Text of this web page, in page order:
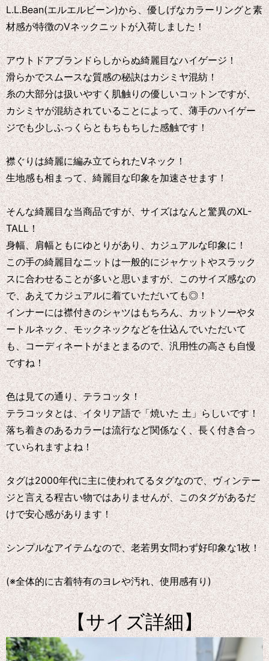
L.L.Bean(エルエルビーン)から、優しげなカラーリングと素
材感が特徴のVネックニットが入荷しました！
アウトドアブランドらしからぬ綺麗目なハイゲージ！
滑らかでスムースな質感の秘訣はカシミヤ混紡！
糸の大部分は扱いやすく肌触りの優しいコットンですが、
カシミヤが混紡されていることによって、薄手のハイゲー
ジでも少しふっくらともちもちした感触です！
襟ぐりは綺麗に編み立てられたVネック！
生地感も相まって、綺麗目な印象を加速させます！
そんな綺麗目な当商品ですが、サイズはなんと驚異のXL-
TALL！
身幅、肩幅ともにゆとりがあり、カジュアルな印象に！
この手の綺麗目なニットは一般的にジャケットやスラック
スに合わせることが多いと思いますが、このサイズ感なの
で、あえてカジュアルに着ていただいても◎！
インナーには襟付きのシャツはもちろん、カットソーやタ
ートルネック、モックネックなどを仕込んでいただいて
も、コーディネートがまとまるので、汎用性の高さも自慢
ですね！
色は見ての通り、テラコッタ！
テラコッタとは、イタリア語で「焼いた 土」らしいです！
落ち着きのあるカラーは流行など関係なく、長く付き合っ
ていられますよね！
タグは2000年代に主に使われてるタグなので、ヴィンテー
ジと言える程古い物ではありませんが、このタグがあるだ
けで安心感があります！
シンプルなアイテムなので、老若男女問わず好印象な1枚！
(※全体的に古着特有のヨレや汚れ、使用感有り)
【サイズ詳細】